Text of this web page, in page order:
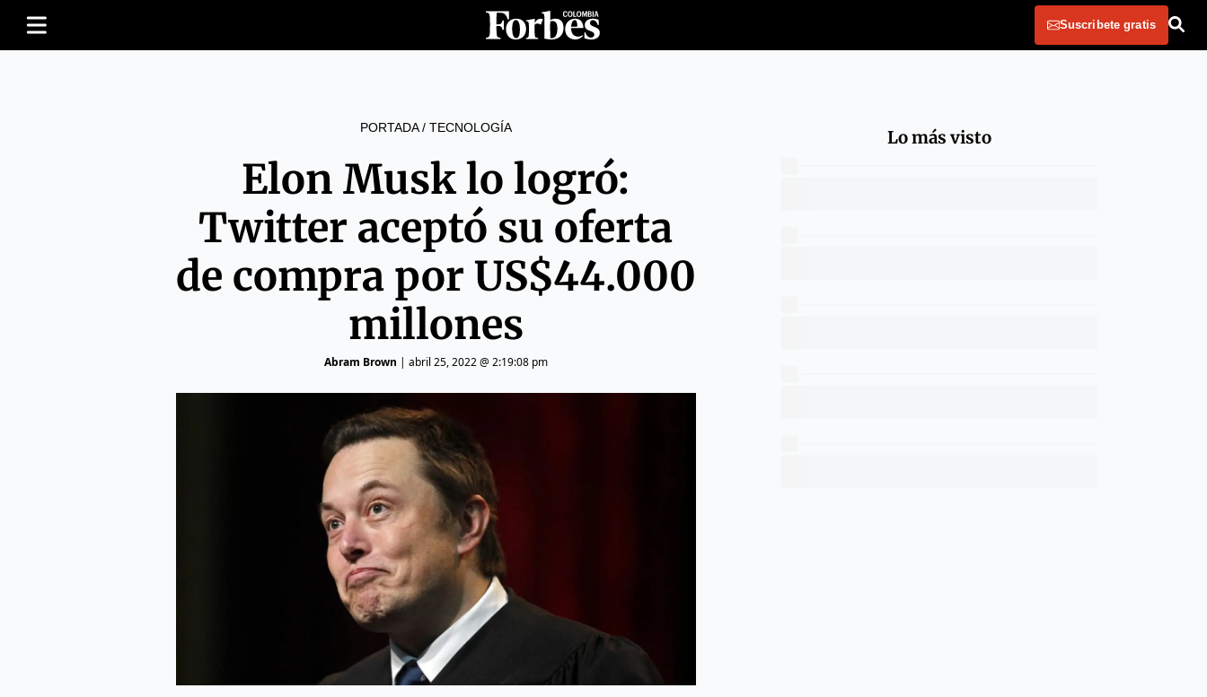
Suscribete gratis
PORTADA/ TECNOLOGÍA
Elon Musk lo logró:
Twitter aceptó su oferta
de compra por US$44.000
millones
Abram Brown | abril 25, 2022 @ 2:19:08 pm
Lo más visto